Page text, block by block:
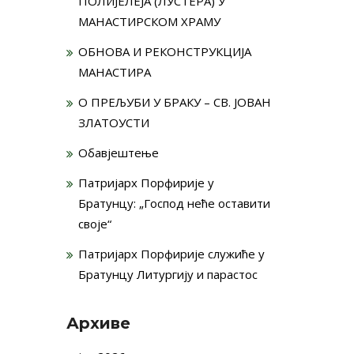
МАНАСТИРСКОМ ХРАМУ
ОБНОВА И РЕКОНСТРУКЦИЈА
МАНАСТИРА
О ПРЕЉУБИ У БРАКУ – СВ. ЈОВАН
ЗЛАТОУСТИ
Обавјештење
Патријарх Порфирије у
Братунцу: „Господ неће оставити
своје“
Патријарх Порфирије служиће у
Братунцу Литургију и парастос
Архиве